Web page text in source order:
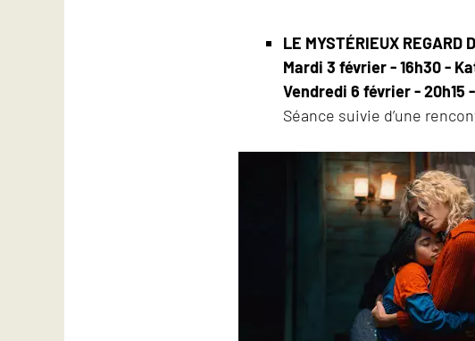
LE MYSTÉRIEUX REGARD
Mardi 3 février - 16h30 -
Vendredi 6 février - 20h15
Séance suivie d’une